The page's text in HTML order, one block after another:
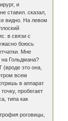
и
ставил. сказал,
видно. На левом
в связи с
боюсь
Мне
на Гольдмана?
(вроде это она,
всем
в аппарат
пробегает
типа как
роговицы,